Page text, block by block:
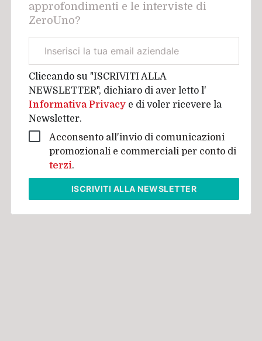
approfondimenti e le interviste di
ZeroUno?
aziendale
Cliccando su "ISCRIVITI ALLA
NEWSLETTER", dichiaro di aver letto l'
Informativa Privacy e di voler ricevere la
Newsletter.
Acconsento all'invio di comunicazioni
promozionali e commerciali per conto di
terzi.
ISCRIVITI ALLA NEWSLETTER